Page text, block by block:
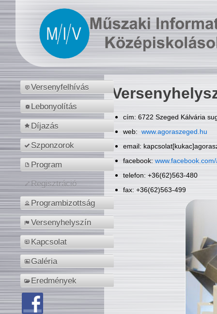
Versenyfelhívás
Lebonyolítás
Díjazás
Szponzorok
Program
Regisztráció
Programbizottság
Versenyhelyszín
Kapcsolat
Galéria
Eredmények
cím: 6722 Szeged Kálvária
web: www.agoraszeged.hu
email:
facebook:
telefon: +36(62)563-480
fax: +36(62)563-499